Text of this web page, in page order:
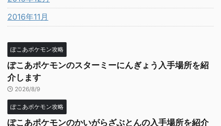
2016年11月
ぽこあポケモン攻略
ぽこあポケモンのスターミーにんぎょう入手場所を紹
介します
2026/8/9
ぽこあポケモン攻略
ぽこあポケモンのかいがらざぶとんの入手場所を紹介